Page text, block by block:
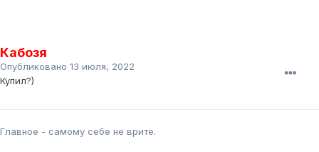
Кабозя
Опубликовано 13 июля, 2022
Купил?)
Главное - самому себе не врите.